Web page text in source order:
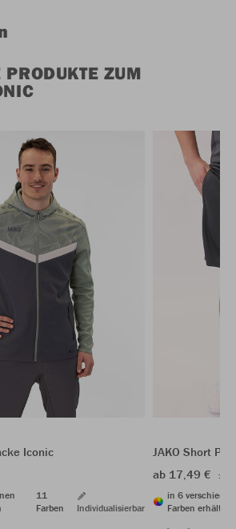
PRODUKTE ZUM
Iconic
11
Farben
Individualisierbar
JAKO Short
ab 17,49 €
in 6
Farben